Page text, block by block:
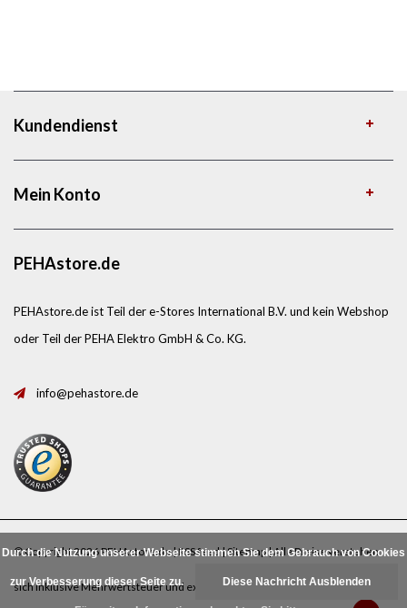
Kundendienst
Mein Konto
PEHAstore.de
PEHAstore.de ist Teil der e-Stores International B.V. und kein Webshop
oder Teil der PEHA Elektro GmbH & Co. KG.
info@pehastore.de
© Copyright 2026 PEHAstore.de |RSS feed|Sitemap| Alle Preise verstehen
sich inklusive Mehrwertsteuer und exklusivePorto.
Durch die Nutzung unserer Webseite stimmen Sie dem Gebrauch von Cookies
zur Verbesserung dieser Seite zu. Diese Nachricht Ausblenden